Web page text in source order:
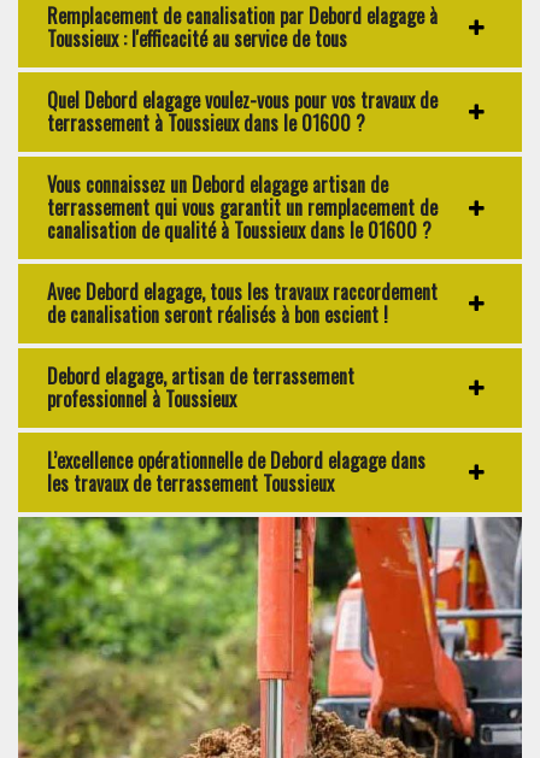
Remplacement de canalisation par Debord elagage à
Toussieux : l'efficacité au service de tous
Quel Debord elagage voulez-vous pour vos travaux de
terrassement à Toussieux dans le 01600 ?
Vous connaissez un Debord elagage artisan de
terrassement qui vous garantit un remplacement de
canalisation de qualité à Toussieux dans le 01600 ?
Avec Debord elagage, tous les travaux raccordement
de canalisation seront réalisés à bon escient !
Debord elagage, artisan de terrassement
professionnel à Toussieux
L’excellence opérationnelle de Debord elagage dans
les travaux de terrassement Toussieux